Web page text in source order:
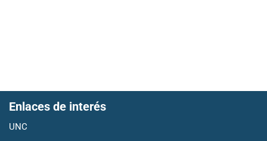
Enlaces de interés
UNC